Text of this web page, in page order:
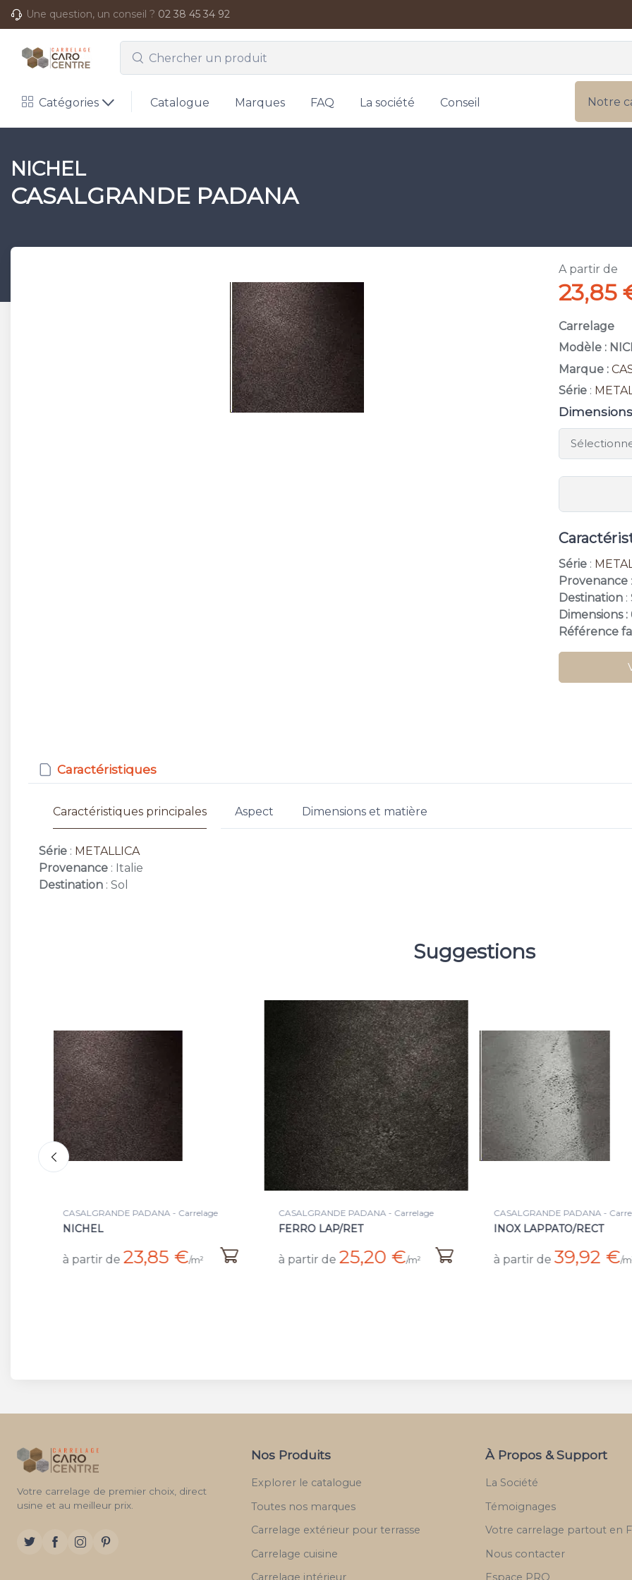
Une question, un conseil ? 02 38 45 34 92
Catégories Catalogue Marques FAQ La société Conseil Notre
NICHEL
CASALGRANDE PADANA
A partir de
23,85
Carrelage
Modèle :
Marque :
Série :
Dimensions
Série :
Provenance
Destination :
Dimensions
Référence
Caractéristiques
Caractéristiques principales Aspect Dimensions et matière
Série : METALLICA
Provenance : Italie
Destination : Sol
Suggestions
CASALGRANDE PADANA - Carrelage
FERRO LAP/RET
à partir de 25,20 €/m²
CASALGRANDE PADANA - Carrelage
INOX LAPPATO/RECT
à partir de 39,92 €/m²
CASALGRANDE PADANA -
INOX LAPPATO 10.5MM
à partir de 33,84 €
Votre carrelage de premier choix, direct
usine et au meilleur prix.
Nos Produits
Explorer le catalogue
Toutes nos marques
Carrelage extérieur pour terrasse
Carrelage cuisine
À Propos & Support
La Société
Témoignages
Votre carrelage partout en
Nous contacter